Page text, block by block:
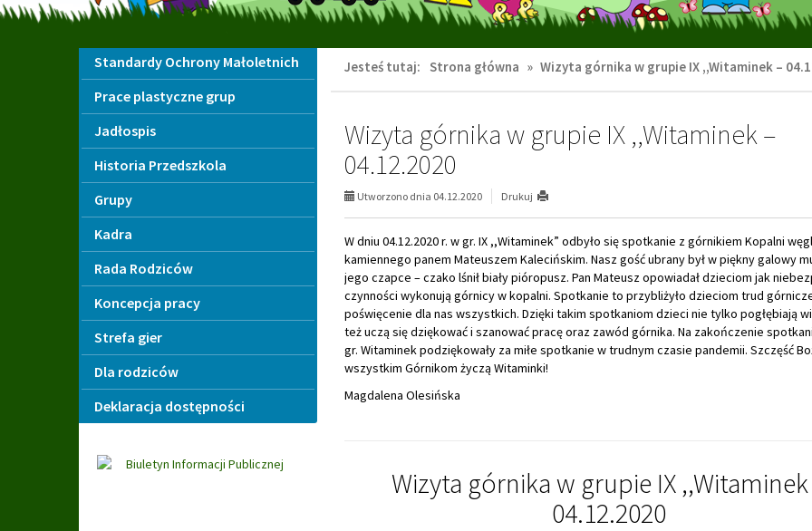
Menu
Standardy Ochrony Małoletnich
Prace plastyczne grup
Jadłospis
Historia Przedszkola
Grupy
Kadra
Rada Rodziców
Koncepcja pracy
Strefa gier
Dla rodziców
Deklaracja dostępności
Jesteś tutaj: Strona główna » Wizyta górnika w grupie IX ,,Witaminek –
Wizyta górnika w grupie IX ,,Witaminek –
04.12.2020
Utworzono dnia 04.12.2020 Drukuj
W dniu 04.12.2020 r. w gr. IX ,,Witaminek” odbyło się spotkanie z górnikiem Kopalni
kamiennego panem Mateuszem Kalecińskim. Nasz gość ubrany był w piękny galowy
jego czapce – czako lśnił biały pióropusz. Pan Mateusz opowiadał dzieciom jak
czynności wykonują górnicy w kopalni. Spotkanie to przybliżyło dzieciom trud
poświęcenie dla nas wszystkich. Dzięki takim spotkaniom dzieci nie tylko pogłębiają
też uczą się dziękować i szanować pracę oraz zawód górnika. Na zakończenie
gr. Witaminek podziękowały za miłe spotkanie w trudnym czasie pandemii. Szczęść
wszystkim Górnikom życzą Witaminki!
Magdalena Olesińska
Wizyta górnika w grupie IX
04.12.2020